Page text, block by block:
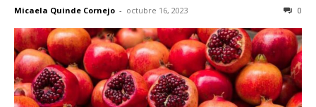
Micaela Quinde Cornejo - octubre 16, 2023 0